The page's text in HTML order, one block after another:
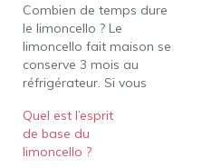
Combien de temps dure
le limoncello ? Le
limoncello fait maison se
conserve 3 mois au
réfrigérateur. Si vous
durée de conservation,
vous pouvez le mettre au
congélateur où il durera
Quel est l’esprit
de base du
limoncello ?